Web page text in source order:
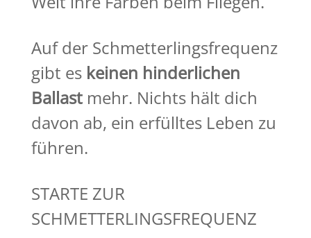
Auf der Schmetterlingsfrequenz
gibt es keinen hinderlichen
Ballastmehr. Nichts hält dich
davon ab, ein erfülltes Leben zu
führen.
STARTE ZUR
SCHMETTERLINGSFREQUENZ